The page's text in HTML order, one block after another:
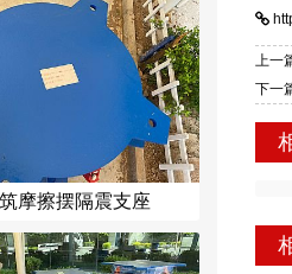
摩擦摆隔震支座
上
下一